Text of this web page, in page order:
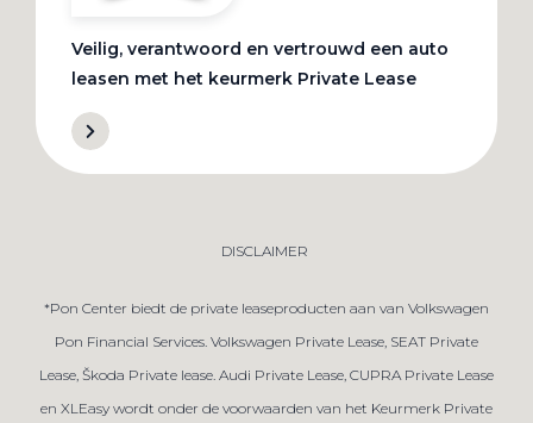
Veilig, verantwoord en vertrouwd een auto
leasen met het keurmerk Private Lease
DISCLAIMER
*Pon Center biedt de private leaseproducten aan van Volkswagen
Pon Financial Services. Volkswagen Private Lease, SEAT Private
Lease, Škoda Private lease. Audi Private Lease, CUPRA Private Lease
en XLEasy wordt onder de voorwaarden van het Keurmerk Private